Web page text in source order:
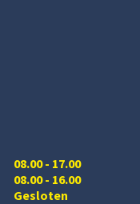
08.00 - 17.00
08.00 - 16.00
Gesloten